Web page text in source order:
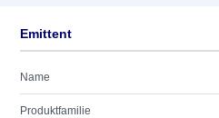
Emittent
Name
Produktfamilie